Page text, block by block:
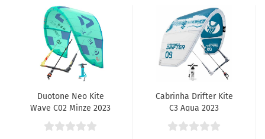
Duotone Neo Kite
Wave C02 Minze 2023
Cabrinha Drifter Kite
C3 Aqua 2023